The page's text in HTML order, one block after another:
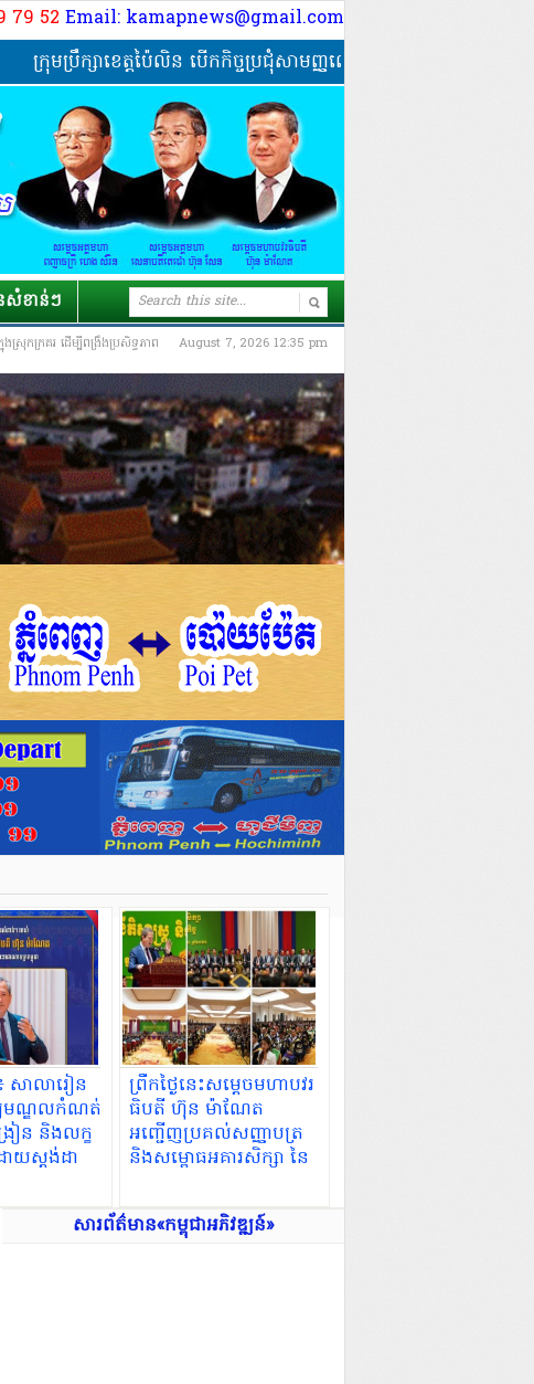
79 52 Email: kamapnews@gmail.com
ប្រឹក្សាខេត្តប៉ៃលិន បើកកិច្ចប្រជុំសាមញ្ញលើកទី២៧ អាណត្តិទី៤ ពិភាក្សាការង
សំខាន់ៗ
August 7, 2026 12:35 pm
កក្រគរ ដើម្បីពង្រឹងប្រសិទ្ធភាព
សាលារៀន
ឈមណ្ឌលកំណត់
ៀន និងលក្ខ
យស្តង់ដា
ព្រឹកថ្ងៃនេះសម្តេចមហាបវរ
ធិបតី ហ៊ុន ម៉ាណែត
អញ្ជើញប្រគល់សញ្ញាបត្រ
និងសម្ពោធអគារសិក្សា នៃ
សាស្ត្រ និងវិទ្យាសាស្ត្រ
សេដ្ឋកិច្ច
សារព័ត៌មាន«កម្ពុជាអភិវឌ្ឍន៍»